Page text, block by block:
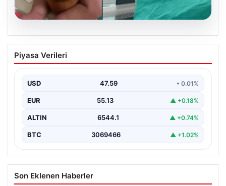
05.08.2026
Mersin’de Domates Konservesi
Patlaması: 9 Aylık Bebeğin Yaşam
Mersin'de yaşanan korkutucu bir olay, bir bebeğin
Piyasa Verileri
USD 47.59 • 0.01%
EUR 55.13 ▲ +0.18%
ALTIN 6544.1 ▲ +0.74%
BTC 3069466 ▲ +1.02%
Son Eklenen Haberler